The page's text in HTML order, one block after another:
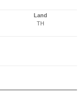
Land
TH